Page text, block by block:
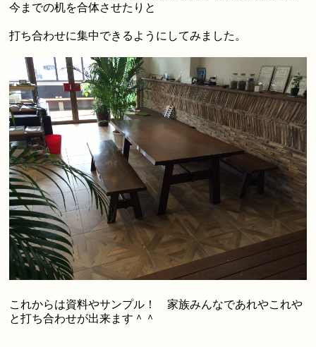
今までの机を合体させたりと
打ち合わせに集中できるようにしてみました。
これからは資料やサンプル！ 家族みんなであれやこれや
と打ち合わせが出来ます＾＾